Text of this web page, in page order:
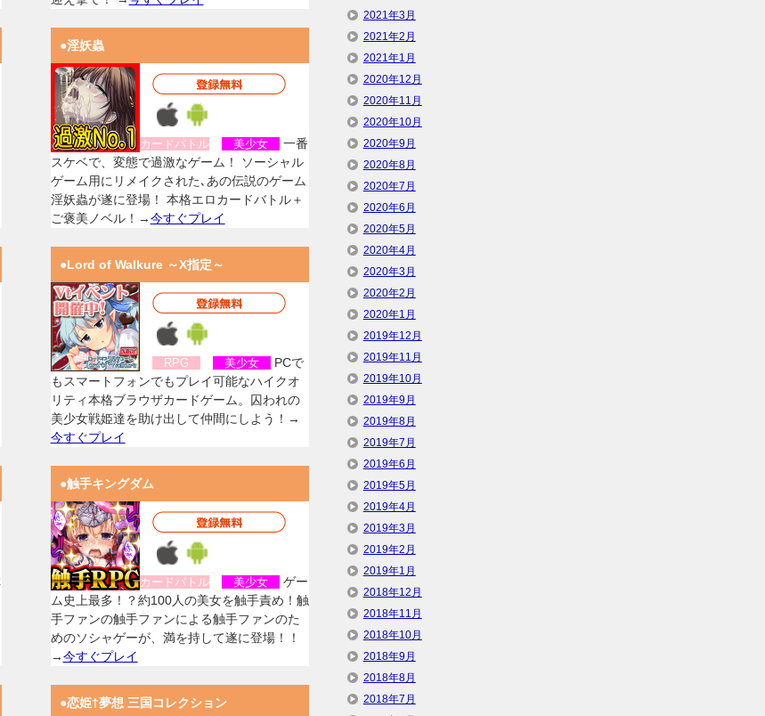
●淫妖蟲
カードバトル 美少女
一番
スケベで、変態で過激なゲーム！ ソーシャル
ゲーム用にリメイクされた､あの伝説のゲーム
淫妖蟲が遂に登場！ 本格エロカードバトル＋
ご褒美ノベル！→今すぐプレイ
●Lord of Walkure ～X指定～
RPG 美少女
PCで
もスマートフォンでもプレイ可能なハイクオ
リティ本格ブラウザカードゲーム。囚われの
美少女戦姫達を助け出して仲間にしよう！→
今すぐプレイ
●触手キングダム
カードバトル 美少女
ゲー
ム史上最多！？約100人の美女を触手責め！触
手ファンの触手ファンによる触手ファンのた
めのソシャゲーが、満を持して遂に登場！！
→今すぐプレイ
●恋姫†夢想 三国コレクション
2021年3月
2021年2月
2021年1月
2020年12月
2020年11月
2020年10月
2020年9月
2020年8月
2020年7月
2020年6月
2020年5月
2020年4月
2020年3月
2020年2月
2020年1月
2019年12月
2019年11月
2019年10月
2019年9月
2019年8月
2019年7月
2019年6月
2019年5月
2019年4月
2019年3月
2019年2月
2019年1月
2018年12月
2018年11月
2018年10月
2018年9月
2018年8月
2018年7月